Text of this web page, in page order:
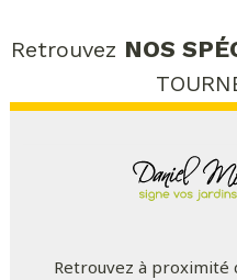
Retrouvez NOS
Retrouvez à proximité